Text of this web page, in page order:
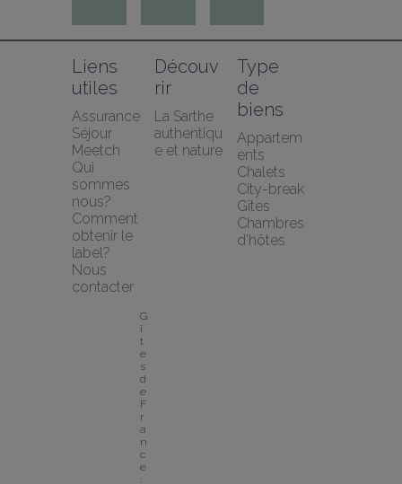
Liens
utiles
Assurance
Séjour
Meetch
Qui
sommes
nous?
Comment
obtenir le
label?
Nous
contacter
Découv
rir
La Sarthe
authentiqu
e et nature
Type
de
biens
Appartem
ents
Chalets
City-break
Gîtes
Chambres
d'hôtes
G
î
t
e
s
d
e
F
r
a
n
c
e
: